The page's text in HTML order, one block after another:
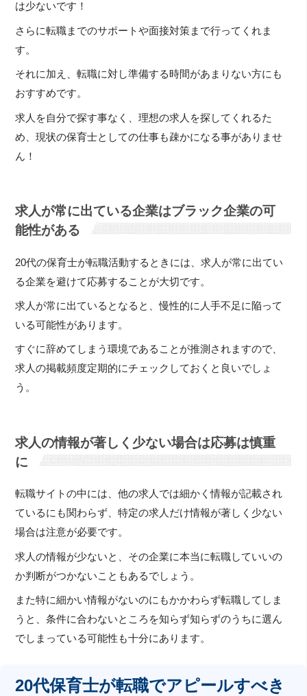
は少ないです！
さらに転職までのサポートや面接対策まで行ってくれま
す。
それに加え、転職に対し準備する時間があまりない方にも
おすすめです。
求人を自分で探す事なく、理想の求人を探してくれるた
め、現状の保育士としての仕事も疎かになる事がありませ
ん！
求人が常に出ている企業はブラック企業の可
能性がある
20代の保育士が転職活動するときには、求人が常に出てい
る企業を避けて応募することが大切です。
求人が常に出ているとなると、慢性的に人手不足に陥って
いる可能性があります。
すぐに辞めてしまう環境であることが推測されますので、
求人の掲載頻度定期的にチェックしておくと良いでしょ
う。
求人の情報が著しく少ない場合は応募は慎重
に
転職サイトの中には、他の求人では細かく情報が記載され
ているにも関わらず、特定の求人だけ情報が著しく少ない
場合は注意が必要です。
求人の情報が少ないと、その企業に本当に転職していいの
か判断がつかないこともあるでしょう。
また特に細かい情報がないのにもかかわらず転職してしま
うと、条件に合わないところを知らず知らずのうちに選ん
でしまっている可能性も十分にあります。
20代保育士が転職でアピールすべき